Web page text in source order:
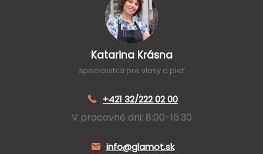
Katarina Krásna
špecialistka pre vlasy a pleť
+421 32/222 02 00
V pracovné dni: 8:00-16:30
info@glamot.sk